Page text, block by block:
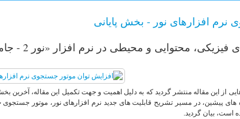
نرم افزارهای نور - بخش پایانی
محتوایی و محیطی در نرم افزار «نور 2 - جامع الأحادیث»
از این مقاله منتشر گردید که به دلیل اهمیت و جهت تکمیل این مقاله، آخرین
پیشین، در مسیر تشریح قابلیت های جدید نرم افزارهای نور، موتور
است، بیان گردید.